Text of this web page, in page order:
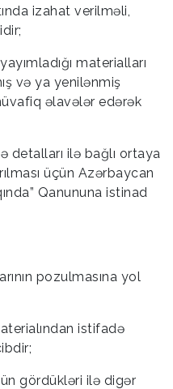
izahat verilməli,
materialları
və ya yenilənmiş
əlavələr edərək
detalları ilə bağlı ortaya
üçün Azərbaycan
Qanununa istinad
pozulmasına yol
istifadə
gördükləri ilə digər